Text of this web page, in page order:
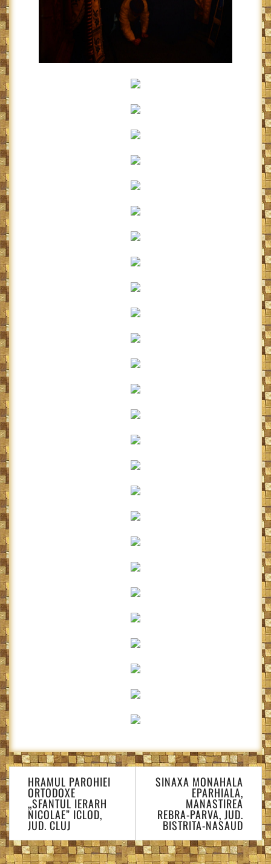
Navigare
în
articole
HRAMUL PAROHIEI
ORTODOXE
„SFANTUL IERARH
NICOLAE” ICLOD,
JUD. CLUJ
SINAXA MONAHALA
EPARHIALA,
MANASTIREA
REBRA-PARVA, JUD.
BISTRITA-NASAUD